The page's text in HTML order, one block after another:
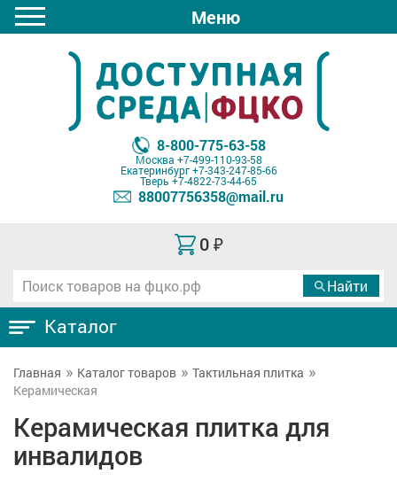
Меню
8-800-775-63-58
Москва +7-499-110-93-58
Екатеринбург+7-343-247-85-66
Тверь +7-4822-73-44-65
88007756358@mail.ru
0 ₽
Каталог
Главная Каталог товаров
Тактильная плитка
Керамическая
Керамическая плитка для
инвалидов